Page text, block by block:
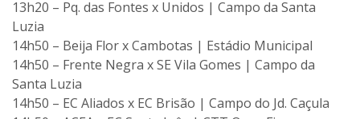
13h20 – Pq. das Fontes x Unidos | Campo da Santa
Luzia
14h50 – Beija Flor x Cambotas | Estádio Municipal
14h50 – Frente Negra x SE Vila Gomes | Campo da
Santa Luzia
14h50 – EC Aliados x EC Brisão | Campo do Jd. Caçula